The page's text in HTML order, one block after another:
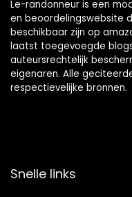
Le-randonneur is een
en beoordelingswebsite
beschikbaar zijn op
laatst toegevoegde
auteursrechtelijk
eigenaren. Alle
respectievelijke bronnen.
Snelle links